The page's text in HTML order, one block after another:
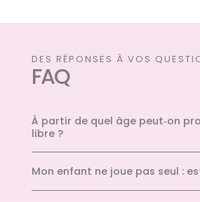
DES RÉPONSES À VOS
FAQ
À partir de quel âge peut‑on
libre ?
Mon enfant ne joue pas seul :